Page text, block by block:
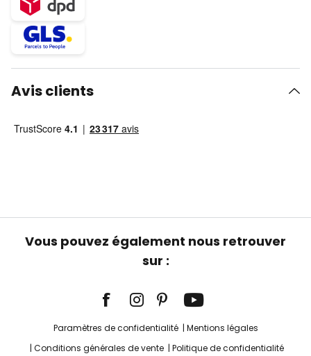
Avis clients
Vous pouvez également nous retrouver
sur :
Paramètres de confidentialité
Mentions légales
Conditions générales de vente
Politique de confidentialité